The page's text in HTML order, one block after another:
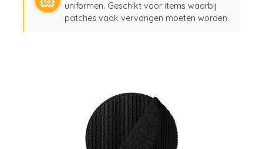
uniformen. Geschikt voor items waarbij
patches vaak vervangen moeten worden.